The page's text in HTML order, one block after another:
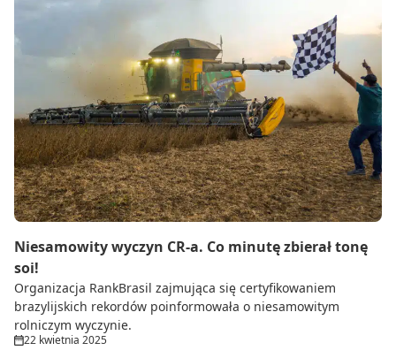
Niesamowity wyczyn CR-a. Co minutę zbierał tonę
soi!
Organizacja RankBrasil zajmująca się certyfikowaniem
brazylijskich rekordów poinformowała o niesamowitym
rolniczym wyczynie.
22 kwietnia 2025